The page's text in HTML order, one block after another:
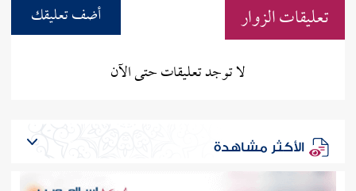
تعليقات الزوار
أضف تعليقك
لا توجد تعليقات حتى الآن
الأكثر مشاهدة